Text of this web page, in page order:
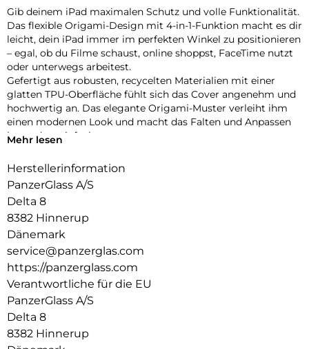
Gib deinem iPad maximalen Schutz und volle Funktionalität.
Das flexible Origami-Design mit 4-in-1-Funktion macht es dir
leicht, dein iPad immer im perfekten Winkel zu positionieren
– egal, ob du Filme schaust, online shoppst, FaceTime nutzt
oder unterwegs arbeitest.
Gefertigt aus robusten, recycelten Materialien mit einer
glatten TPU-Oberfläche fühlt sich das Cover angenehm und
hochwertig an. Das elegante Origami-Muster verleiht ihm
einen modernen Look und macht das Falten und Anpassen
besonders einfach.
verstärkten Ecken, die den täglichen Stößen und
Erschütterungen standhalten. Dank der integrierten
Halterung für deinen Apple Pencil hast du ihn immer
griffbereit.
Bist du bereit, dein iPad auf das nächste Level zu bringen?
Die iPad Essential Hülle vereint Stil, Vielseitigkeit und Schutz
in einem cleveren Design – gemacht, um mit dir Schritt zu
halten, egal wohin dich der Tag führt.
Mehr lesen
Herstellerinformation
PanzerGlass A/S
Delta 8
8382 Hinnerup
Dänemark
service@panzerglas.com
https://panzerglass.com
Verantwortliche für die EU
PanzerGlass A/S
Delta 8
8382 Hinnerup